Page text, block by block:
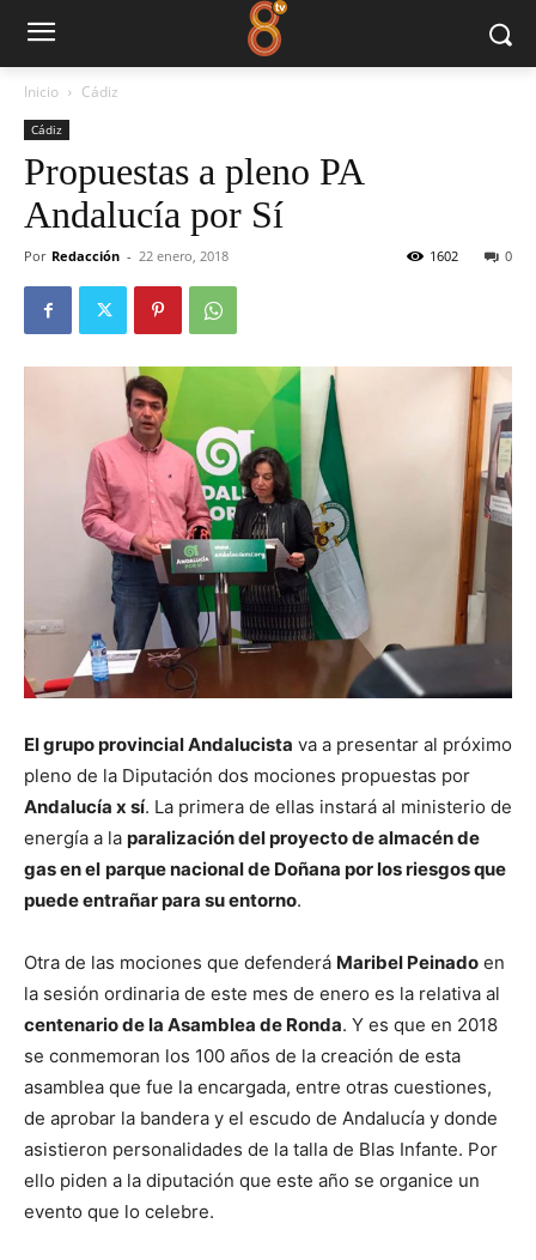
Inicio Cádiz
Cádiz
Propuestas a pleno PA
Andalucía por Sí
Por Redacción - 22 enero, 2018 0
1602
El grupo provincial Andalucista va a presentar al próximo
pleno de la Diputación dos mociones propuestas por
Andalucía x sí. La primera de ellas instará al ministerio de
energía a la paralización del proyecto de almacén de
gas en el parque nacional de Doñana por los riesgos que
puede entrañar para su entorno.
Otra de las mociones que defenderá Maribel Peinado en
la sesión ordinaria de este mes de enero es la relativa al
centenario de la Asamblea de Ronda. Y es que en 2018
se conmemoran los 100 años de la creación de esta
asamblea que fue la encargada, entre otras cuestiones,
de aprobar la bandera y el escudo de Andalucía y donde
asistieron personalidades de la talla de Blas Infante. Por
ello piden a la diputación que este año se organice un
evento que lo celebre.